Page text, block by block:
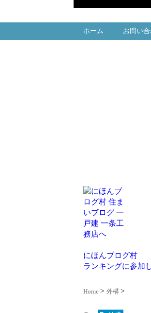
ホーム お問い
にほんブログ村
ランキングに参加
Home 外構